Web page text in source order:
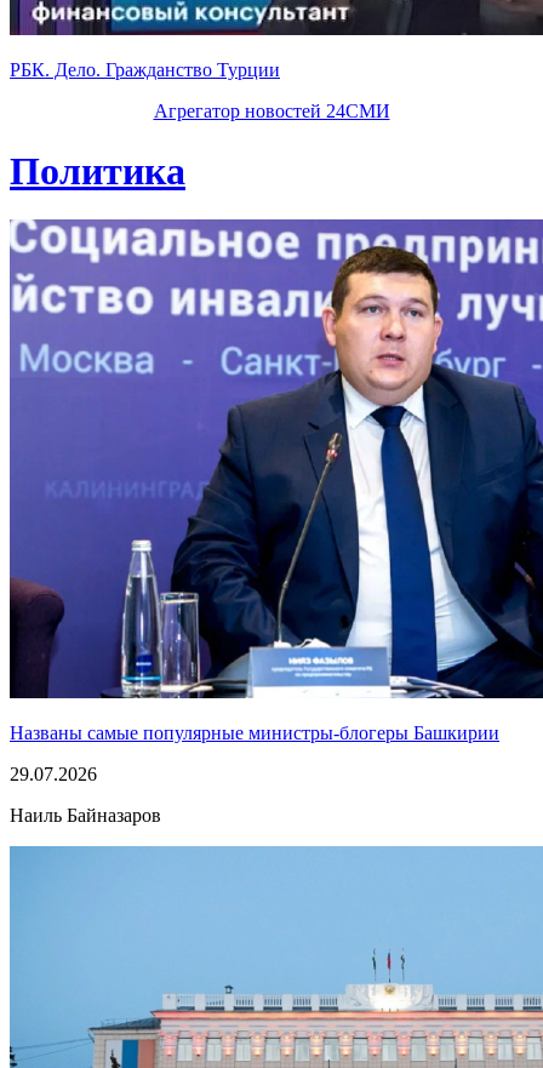
РБК. Дело. Гражданство Турции
Агрегатор новостей 24СМИ
Политика
Названы самые популярные министры-блогеры Башкирии
29.07.2026
Наиль Байназаров